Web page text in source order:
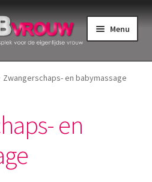
Menu
Zwangerschaps- en babymassage
en